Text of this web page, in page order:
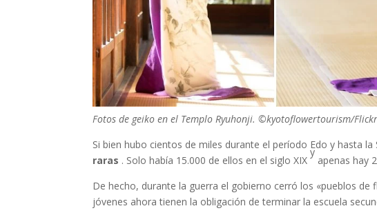
Fotos de geiko en el Templo Ryuhonji. ©kyotoflowertourism/
Si bien hubo cientos de miles durante el período Edo y hasta
raras . Solo había 15.000 de ellos en el siglo XIX
y
apenas hay
De hecho, durante la guerra el gobierno cerró los «pueblos
jóvenes ahora tienen la obligación de terminar la escuela